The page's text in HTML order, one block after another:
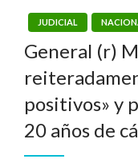
JUDICIAL
General (r)
positivos» y
20 años de